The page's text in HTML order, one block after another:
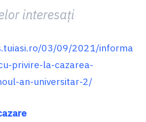
interesați
03/09/2021/informa
privire-la-cazarea-
an-universitar-2/